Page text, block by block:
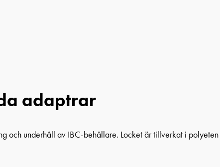
adaptrar
underhåll av IBC-behållare. Locket är tillverkat i